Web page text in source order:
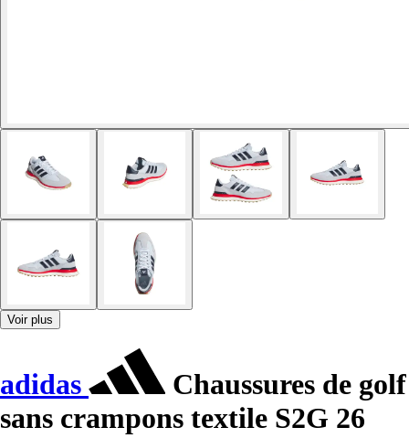
Voir plus
adidas
Chaussures de golf
sans crampons textile S2G 26